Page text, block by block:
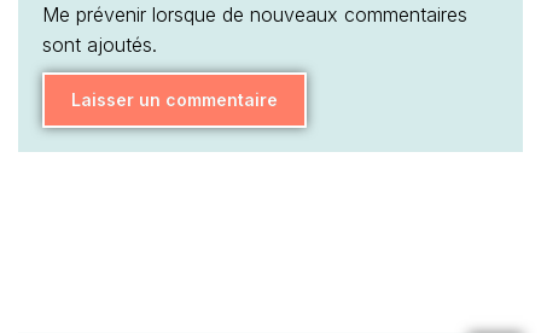
Me prévenir lorsque de nouveaux commentaires
sont ajoutés.